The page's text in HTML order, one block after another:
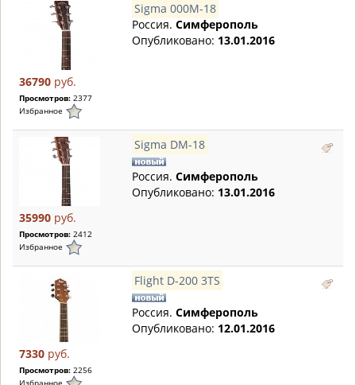
36790 руб.
Просмотров: 2377
Избранное
Sigma 000M-18
Россия. Симферополь
Опубликовано: 13.01.2016
35990 руб.
Просмотров: 2412
Избранное
Sigma DM-18
Россия. Симферополь
Опубликовано: 13.01.2016
7330 руб.
Просмотров: 2256
Избранное
Flight D-200 3TS
Россия. Симферополь
Опубликовано: 12.01.2016